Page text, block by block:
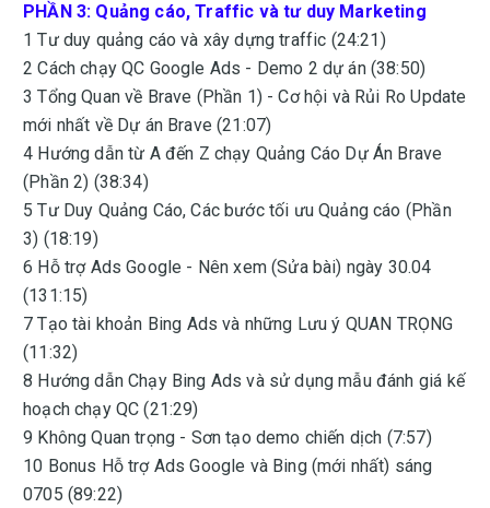
PHẦN 3: Quảng cáo, Traffic và tư duy Marketing
1 Tư duy quảng cáo và xây dựng traffic (24:21)
2 Cách chạy QC Google Ads - Demo 2 dự án (38:50)
3 Tổng Quan về Brave (Phần 1) - Cơ hội và Rủi Ro Update
mới nhất về Dự án Brave (21:07)
4 Hướng dẫn từ A đến Z chạy Quảng Cáo Dự Án Brave
(Phần 2) (38:34)
5 Tư Duy Quảng Cáo, Các bước tối ưu Quảng cáo (Phần
3) (18:19)
6 Hỗ trợ Ads Google - Nên xem (Sửa bài) ngày 30.04
(131:15)
7 Tạo tài khoản Bing Ads và những Lưu ý QUAN TRỌNG
(11:32)
8 Hướng dẫn Chạy Bing Ads và sử dụng mẫu đánh giá kế
hoạch chạy QC (21:29)
9 Không Quan trọng - Sơn tạo demo chiến dịch (7:57)
10 Bonus Hỗ trợ Ads Google và Bing (mới nhất) sáng
0705 (89:22)